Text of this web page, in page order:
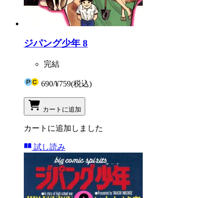
ジパング少年 8
完結
690/¥759(税込)
カートに追加
カートに追加しました
試し読み